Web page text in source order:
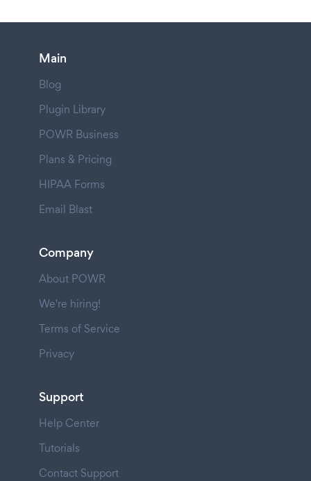
Main
Blog
Plugin Library
POWR Business
Plans & Pricing
HIPAA Forms
Email Blast
Company
About POWR
We're hiring!
Terms of Service
Privacy
Support
Help Center
Tutorials
Contact Support